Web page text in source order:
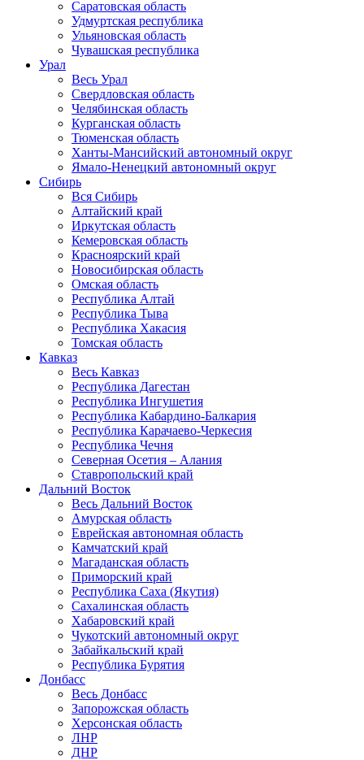
Саратовская область
Удмуртская республика
Ульяновская область
Чувашская республика
Урал
Весь Урал
Свердловская область
Челябинская область
Курганская область
Тюменская область
Ханты-Мансийский автономный округ
Ямало-Ненецкий автономный округ
Сибирь
Вся Сибирь
Алтайский край
Иркутская область
Кемеровская область
Красноярский край
Новосибирская область
Омская область
Республика Алтай
Республика Тыва
Республика Хакасия
Томская область
Кавказ
Весь Кавказ
Республика Дагестан
Республика Ингушетия
Республика Кабардино-Балкария
Республика Карачаево-Черкесия
Республика Чечня
Северная Осетия – Алания
Ставропольский край
Дальний Восток
Весь Дальний Восток
Амурская область
Еврейская автономная область
Камчатский край
Магаданская область
Приморский край
Республика Саха (Якутия)
Сахалинская область
Хабаровский край
Чукотский автономный округ
Забайкальский край
Республика Бурятия
Донбасс
Весь Донбасс
Запорожская область
Херсонская область
ЛНР
ДНР